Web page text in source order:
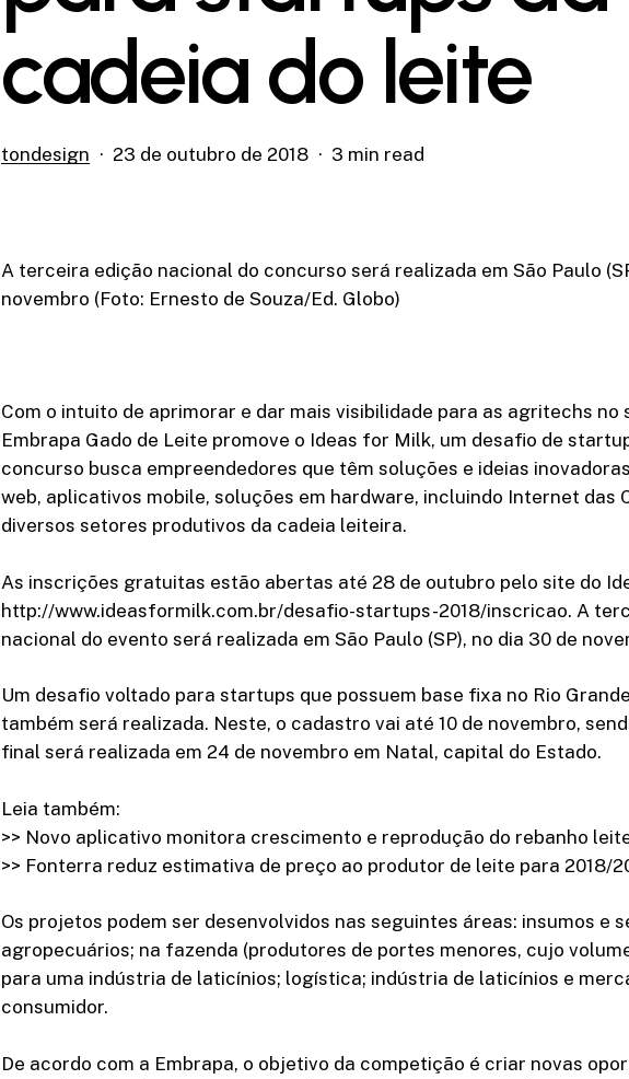
cadeia do leite
tondesign 23 de outubro de 2018 3 min read
A terceira edição nacional do concurso será realizada em São Paulo
novembro (Foto: Ernesto de Souza/Ed. Globo)
Com o intuito de aprimorar e dar mais visibilidade para as agritechs no
Embrapa Gado de Leite promove o Ideas for Milk, um desafio de
concurso busca empreendedores que têm soluções e ideias
web, aplicativos mobile, soluções em hardware, incluindo Internet das
diversos setores produtivos da cadeia leiteira.
As inscrições gratuitas estão abertas até 28 de outubro pelo site do
http://www.ideasformilk.com.br/desafio-startups-2018/inscricao. A
nacional do evento será realizada em São Paulo (SP), no dia 30 de
Um desafio voltado para startups que possuem base fixa no Rio
também será realizada. Neste, o cadastro vai até 10 de novembro,
final será realizada em 24 de novembro em Natal, capital do Estado.
Leia também:
>> Novo aplicativo monitora crescimento e reprodução do rebanho
>> Fonterra reduz estimativa de preço ao produtor de leite para 2018/
Os projetos podem ser desenvolvidos nas seguintes áreas: insumos e
agropecuários; na fazenda (produtores de portes menores, cujo
para uma indústria de laticínios; logística; indústria de laticínios e
consumidor.
De acordo com a Embrapa, o objetivo da competição é criar novas